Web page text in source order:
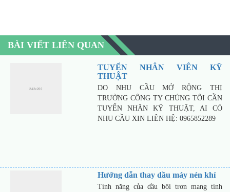
BÀI VIẾT LIÊN QUAN
TUYỂN NHÂN VIÊN KỸ
THUẬT
DO NHU CẦU MỞ RỘNG THỊ
TRƯỜNG CÔNG TY CHÚNG TÔI CẦN
TUYỂN NHÂN KỸ THUẬT, AI CÓ
NHU CẦU XIN LIÊN HỆ: 0965852289
Hướng dẫn thay dầu máy nén khí
Tính năng của dầu bôi trơn mang tính